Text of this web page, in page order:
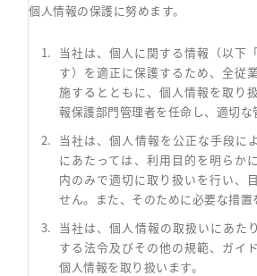
個人情報の保護に努めます。
当社は、個人に関する情報（以下
す）を適正に保護するため、全従
施するとともに、個人情報を取り
報保護部門管理者を任命し、適切な
当社は、個人情報を公正な手段に
にあたっては、利用目的を明らか
内のみで適切に取り扱いを行い、
せん。また、そのために必要な措置
当社は、個人情報の取扱いにあた
する法令及びその他の規範、ガイ
個人情報を取り扱います。